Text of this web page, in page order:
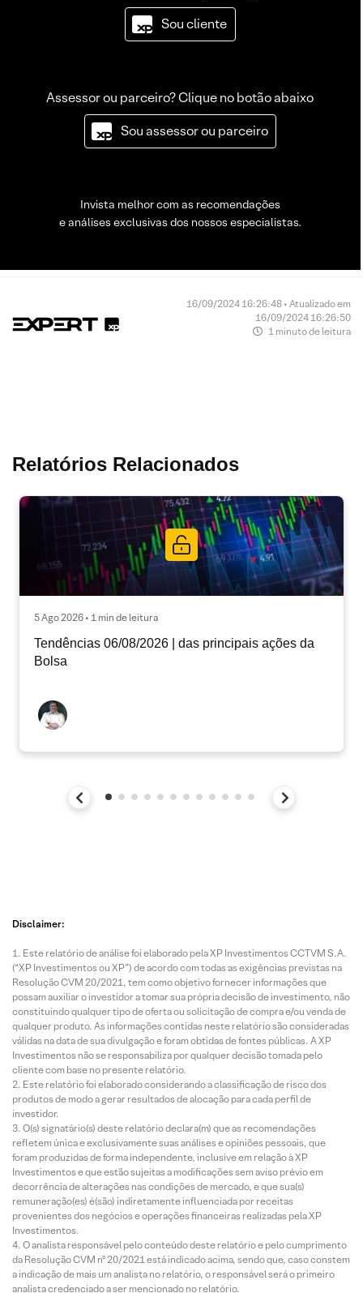
Sou cliente
Assessor ou parceiro? Clique no botão abaixo
Sou assessor ou parceiro
Invista melhor com as recomendações
e análises exclusivas dos nossos especialistas.
16/09/2024 16:26:48 • Atualizado em
16/09/2024 16:26:50
1 minuto de leitura
Relatórios Relacionados
5 Ago 2026 • 1 min de leitura
Tendências 06/08/2026 | das principais ações da
Bolsa
Disclaimer:
Este relatório de análise foi elaborado pela XP Investimentos CCTVM S.A.
(“XP Investimentos ou XP”) de acordo com todas as exigências previstas na
Resolução CVM 20/2021, tem como objetivo fornecer informações que
possam auxiliar o investidor a tomar sua própria decisão de investimento, não
constituindo qualquer tipo de oferta ou solicitação de compra e/ou venda de
qualquer produto. As informações contidas neste relatório são consideradas
válidas na data de sua divulgação e foram obtidas de fontes públicas. A XP
Investimentos não se responsabiliza por qualquer decisão tomada pelo
cliente com base no presente relatório.
Este relatório foi elaborado considerando a classificação de risco dos
produtos de modo a gerar resultados de alocação para cada perfil de
investidor.
O(s) signatário(s) deste relatório declara(m) que as recomendações
refletem única e exclusivamente suas análises e opiniões pessoais, que
foram produzidas de forma independente, inclusive em relação à XP
Investimentos e que estão sujeitas a modificações sem aviso prévio em
decorrência de alterações nas condições de mercado, e que sua(s)
remuneração(es) é(são) indiretamente influenciada por receitas
provenientes dos negócios e operações financeiras realizadas pela XP
Investimentos.
O analista responsável pelo conteúdo deste relatório e pelo cumprimento
da Resolução CVM nº 20/2021 está indicado acima, sendo que, caso constem
a indicação de mais um analista no relatório, o responsável será o primeiro
analista credenciado a ser mencionado no relatório.